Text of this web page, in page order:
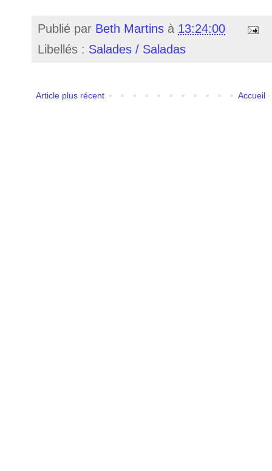
Publié par Beth Martins à 13:24:00
Libellés : Salades / Saladas
Article plus récent Accueil